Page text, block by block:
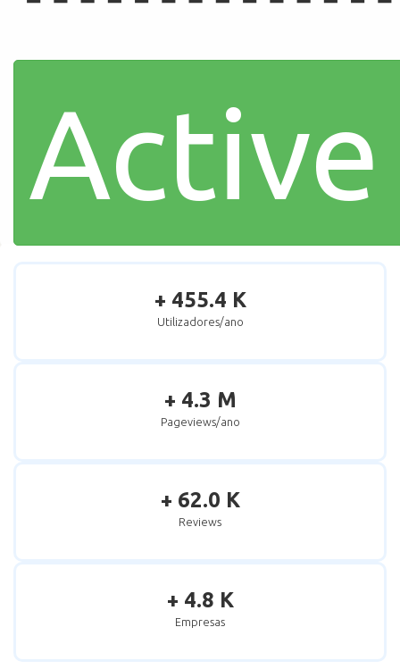
+ 455.4 K
Utilizadores/ano
+ 4.3 M
Pageviews/ano
+ 62.0 K
Reviews
+ 4.8 K
Empresas